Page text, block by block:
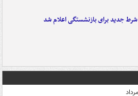
شرط جدید برای بازنشستگی اعلام شد